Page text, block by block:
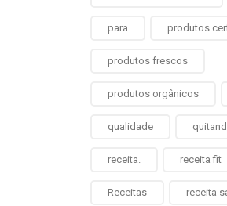
para produtos
produtos frescos
produtos orgânicos
qualidade
receita. receita fit
Receitas receita